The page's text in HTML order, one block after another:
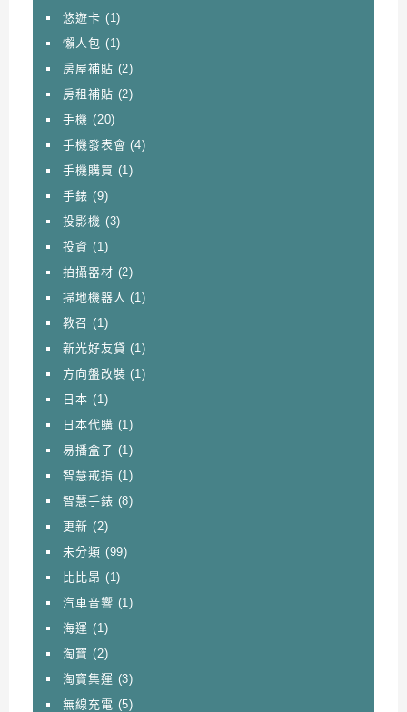
悠遊卡 (1)
懶人包 (1)
房屋補貼 (2)
房租補貼 (2)
手機 (20)
手機發表會 (4)
手機購買 (1)
手錶 (9)
投影機 (3)
投資 (1)
拍攝器材 (2)
掃地機器人 (1)
教召 (1)
新光好友貸 (1)
方向盤改裝 (1)
日本 (1)
日本代購 (1)
易播盒子 (1)
智慧戒指 (1)
智慧手錶 (8)
更新 (2)
未分類 (99)
比比昂 (1)
汽車音響 (1)
海運 (1)
淘寶 (2)
淘寶集運 (3)
無線充電 (5)